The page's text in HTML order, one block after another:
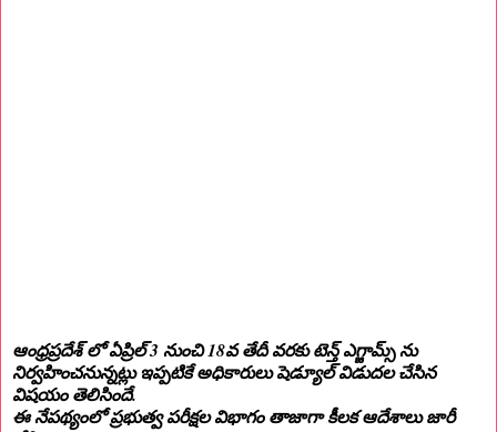
ఆంధ్రప్రదేశ్ లో ఏప్రిల్ 3 నుంచి 18వ తేదీ వరకు టెన్త్ ఎగ్జామ్స్ ను
నిర్వహించనున్నట్లు ఇప్పటికే అధికారులు షెడ్యూల్ విడుదల చేసిన
విషయం తెలిసిందే.
ఈ నేపథ్యంలో ప్రభుత్వ పరీక్షల విభాగం తాజాగా కీలక ఆదేశాలు జారీ